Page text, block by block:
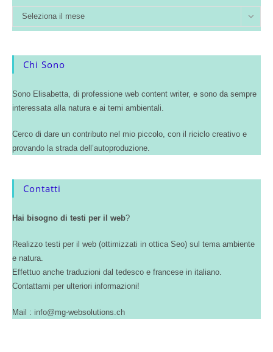
Seleziona il mese
Chi Sono
Sono Elisabetta, di professione web content writer, e sono da sempre
interessata alla natura e ai temi ambientali.
Cerco di dare un contributo nel mio piccolo, con il riciclo creativo e
provando la strada dell’autoproduzione.
Contatti
Hai bisogno di testi per il web?
Realizzo testi per il web (ottimizzati in ottica Seo) sul tema ambiente
e natura.
Effettuo anche traduzioni dal tedesco e francese in italiano.
Contattami per ulteriori informazioni!
Mail : info@mg-websolutions.ch